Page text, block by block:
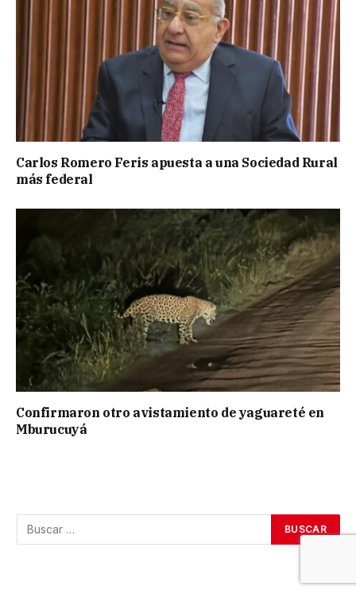
Carlos Romero Feris apuesta a una Sociedad Rural
más federal
Confirmaron otro avistamiento de yaguareté en
Mburucuyá